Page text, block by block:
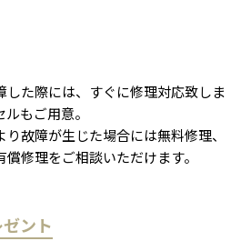
した際には、すぐに修理対応致しま
もご用意。
故障が生じた場合には無料修理、
修理をご相談いただけます。
ント